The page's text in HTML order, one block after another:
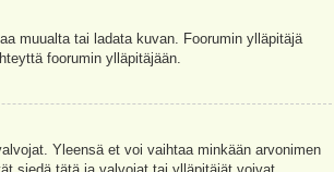
muualta tai ladata kuvan. Foorumin ylläpitäjä
foorumin ylläpitäjään.
Yleensä et voi vaihtaa minkään arvonimen
siedä tätä ja valvojat tai ylläpitäjät voivat